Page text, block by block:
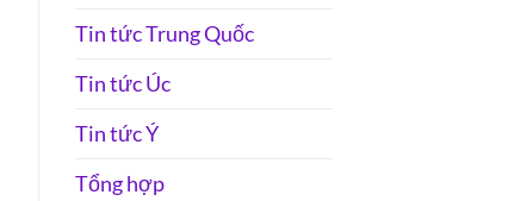
Tin tức Trung Quốc
Tin tức Úc
Tin tức Ý
Tổng hợp